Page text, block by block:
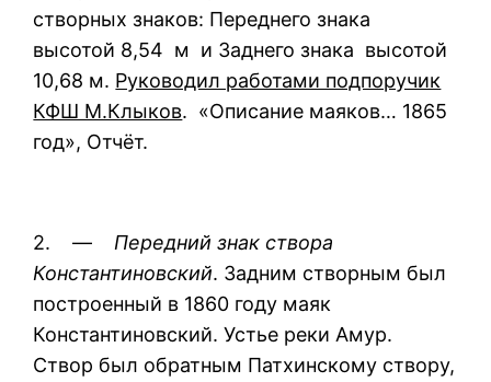
створных знаков: Переднего знака
высотой 8,54 м и Заднего знака высотой
10,68 м. Руководил работами подпоручик
КФШ М.Клыков. «Описание маяков… 1865
год», Отчёт.
2. — Передний знак створа
Константиновский. Задним створным был
построенный в 1860 году маяк
Константиновский. Устье реки Амур.
Створ был обратным Патхинскому створу,